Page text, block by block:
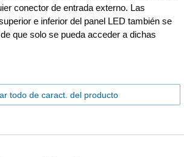
conector de entrada externo. Las
e inferior del panel LED también se
que solo se pueda acceder a dichas
todo de caract. del producto